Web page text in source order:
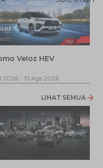
Veloz HEV
2026 - 31 Ags 2026
LIHAT SEMUA